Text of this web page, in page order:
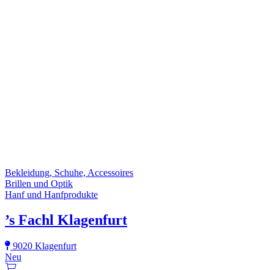
Bekleidung, Schuhe, Accessoires
Brillen und Optik
Hanf und Hanfprodukte
’s Fachl Klagenfurt
9020 Klagenfurt
Neu